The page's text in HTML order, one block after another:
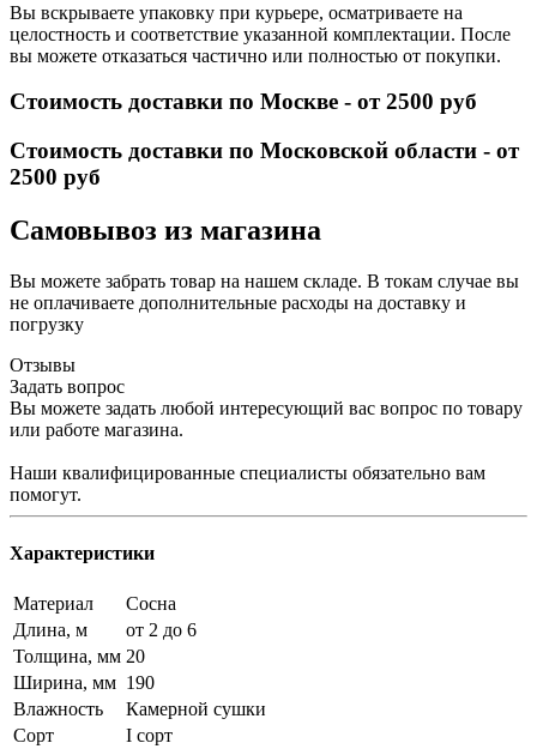
Вы вскрываете упаковку при курьере, осматриваете на
целостность и соответствие указанной комплектации. После
вы можете отказаться частично или полностью от покупки.
Стоимость доставки по Москве - от 2500 руб
Стоимость доставки по Московской области - от
2500 руб
Самовывоз из магазина
Вы можете забрать товар на нашем складе. В токам случае вы
не оплачиваете дополнительные расходы на доставку и
погрузку
Отзывы
Задать вопрос
Вы можете задать любой интересующий вас вопрос по товару
или работе магазина.
Наши квалифицированные специалисты обязательно вам
помогут.
Характеристики
Материал
Сосна
Длина, м
от 2 до 6
Толщина, мм 20
Ширина, мм 190
Влажность
Камерной сушки
Сорт
I сорт